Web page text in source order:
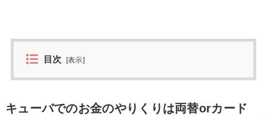
目次 [表示]
キューバでのお金のやりくりは両替orカード